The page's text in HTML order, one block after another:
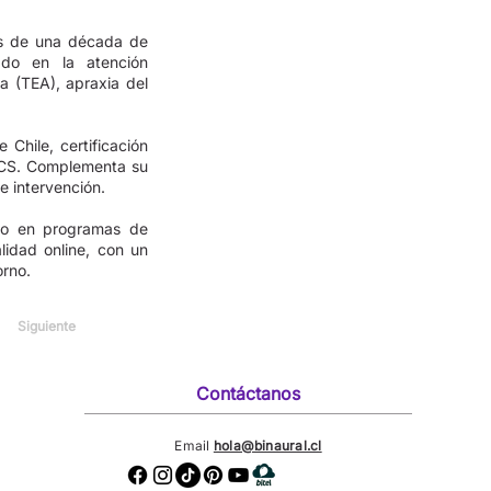
de una década de
en la atención
(TEA), apraxia del
Chile, certificación
Complementa su
intervención.
en programas de
online, con un
Siguiente
Contáctanos
Email hola@binaural.cl